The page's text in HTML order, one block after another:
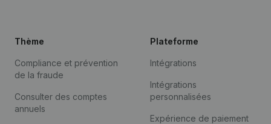
Thème
Compliance et prévention
de la fraude
Consulter des comptes
annuels
Plateforme
Intégrations
Intégrations
personnalisées
Expérience de paiement